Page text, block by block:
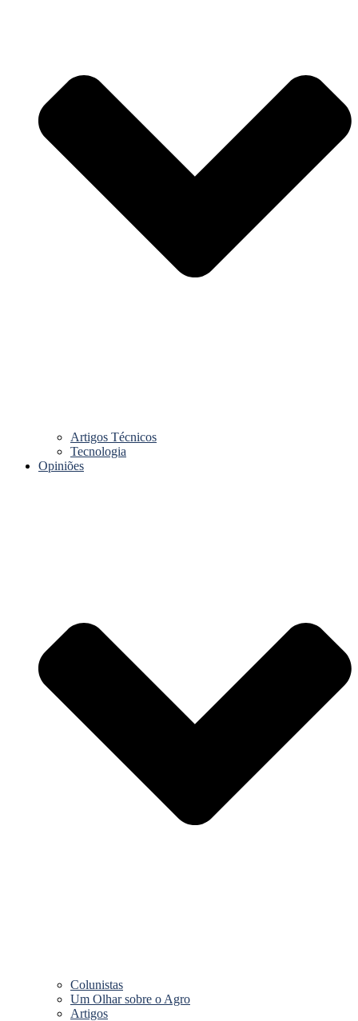
Artigos Técnicos
Tecnologia
Opiniões
Colunistas
Um Olhar sobre o Agro
Artigos